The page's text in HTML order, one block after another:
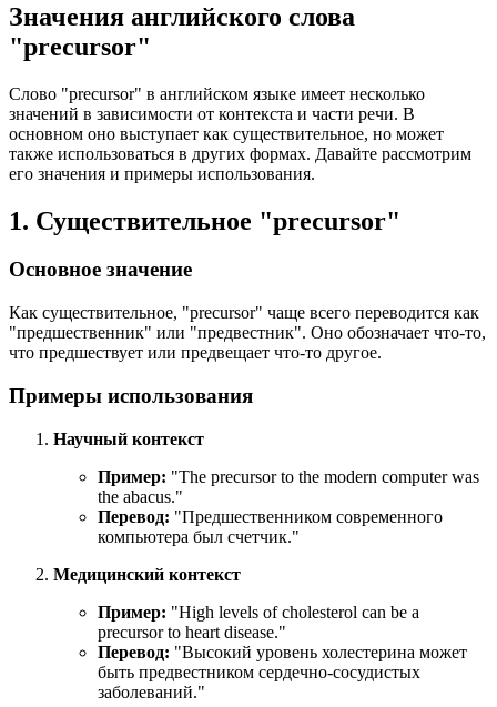
Значения английского слова
"precursor"
Слово "precursor" в английском языке имеет несколько
значений в зависимости от контекста и части речи. В
основном оно выступает как существительное, но может
также использоваться в других формах. Давайте рассмотрим
его значения и примеры использования.
1. Существительное "precursor"
Основное значение
Как существительное, "precursor" чаще всего переводится как
"предшественник" или "предвестник". Оно обозначает что-то,
что предшествует или предвещает что-то другое.
Примеры использования
Научный контекст
Пример: "The precursor to the modern computer was
the abacus."
Перевод: "Предшественником современного
компьютера был счетчик."
Медицинский контекст
Пример: "High levels of cholesterol can be a
precursor to heart disease."
Перевод: "Высокий уровень холестерина может
быть предвестником сердечно-сосудистых
заболеваний."